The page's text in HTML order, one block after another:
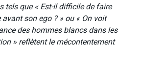
tels que « Est-il difficile de faire
son ego ? » ou « On voit
des hommes blancs dans les
» reflètent le mécontentement